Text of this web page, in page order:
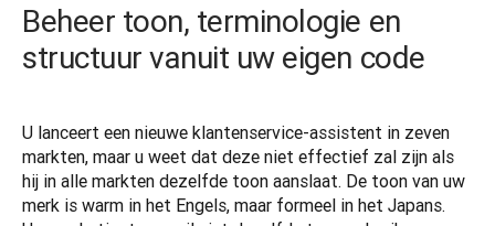
Beheer toon, terminologie en
structuur vanuit uw eigen code
U lanceert een nieuwe klantenservice-assistent in zeven
markten, maar u weet dat deze niet effectief zal zijn als
hij in alle markten dezelfde toon aanslaat. De toon van uw
merk is warm in het Engels, maar formeel in het Japans.